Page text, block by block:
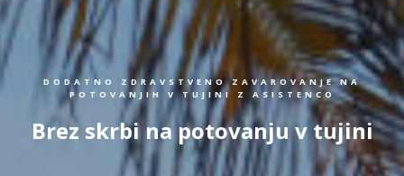
DODATNO ZDRAVSTVENO ZAVAROVANJE NA
POTOVANJIH V TUJINI Z ASISTENCO
Brez skrbi na potovanju v tujini